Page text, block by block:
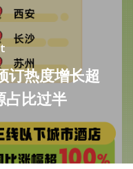
订热度增长超
占比过半